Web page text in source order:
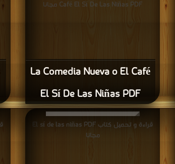
La Comedia Nueva o El Café
El Sí De Las Niñas PDF
Café El Sí De Las Niñas PDF مجانا
قراءة و تحميل كتاب El sí de las niñas PDF
مجانا